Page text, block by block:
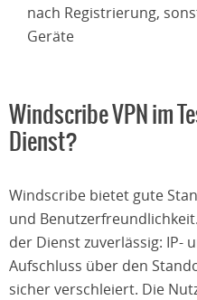
nach Registrierung,
Geräte
Windscribe VPN im
Dienst?
Windscribe bietet gute
und
der Dienst zuverlässig: IP-
Aufschluss über den
sicher verschleiert. Die